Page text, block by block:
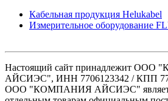
Кабельная продукция Helukabel
Измерительное оборудование
Настоящий сайт принадлежит
АЙСИЭС", ИНН 7706123342 / КПП
ООО "КОМПАНИЯ АЙСИЭС"